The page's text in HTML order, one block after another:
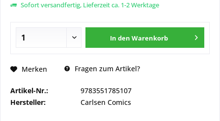
Sofort versandfertig, Lieferzeit ca. 1-2 Werktage
In den Warenkorb
Merken Fragen zum Artikel?
Artikel-Nr.:
9783551785107
Hersteller:
Carlsen Comics